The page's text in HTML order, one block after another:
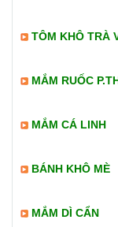
TÔM KHÔ TRÀ
MẮM RUỐC
MẮM CÁ LINH
BÁNH KHÔ MÈ
MẮM DÌ CẨN